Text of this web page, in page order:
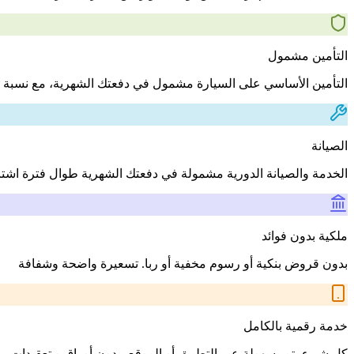
التأمين مشمول
التأمين الأساسي على السيارة مشمول في دفعتك الشهرية، مع
الصيانة
الخدمة والصيانة الدورية مشمولة في دفعتك الشهرية طوال فترة
ملكية بدون فوائد
بدون قروض بنكية أو رسوم مخفية أو ربا. تسعيرة واضحة وشفافة
خدمة رقمية بالكامل